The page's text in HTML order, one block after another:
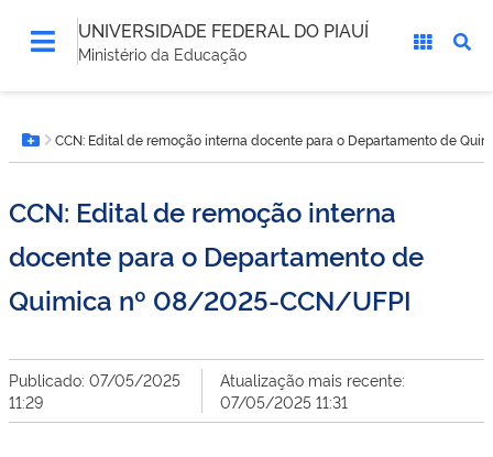
UNIVERSIDADE FEDERAL DO PIAUÍ
Ministério da Educação
está
aqui:Botão Menu
CCN: Edital de remoção interna docente para o Departamento de
CCN: Edital de remoção interna
docente para o Departamento de
Quimica nº 08/2025-CCN/UFPI
Publicado: 07/05/2025
11:29
Atualização mais recente:
07/05/2025 11:31